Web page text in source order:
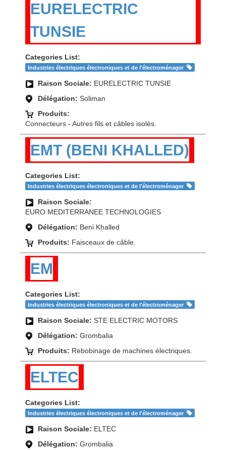
EURELECTRIC
TUNSIE
Categories List:
Industries électriques électroniques et de l'électroménager
Raison Sociale: EURELECTRIC TUNSIE
Délégation: Soliman
Produits:
Connecteurs - Autres fils et câbles isolés.
EMT (BENI KHALLED)
Categories List:
Industries électriques électroniques et de l'électroménager
Raison Sociale:
EURO MEDITERRANEE TECHNOLOGIES
Délégation: Beni Khalled
Produits: Faisceaux de câble.
EM
Categories List:
Industries électriques électroniques et de l'électroménager
Raison Sociale: STE ELECTRIC MOTORS
Délégation: Grombalia
Produits: Rebobinage de machines électriques.
ELTEC
Categories List:
Industries électriques électroniques et de l'électroménager
Raison Sociale: ELTEC
Délégation: Grombalia